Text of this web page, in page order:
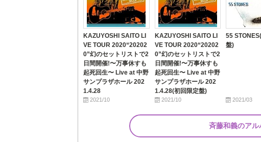
KAZUYOSHI SAITO LI
VE TOUR 2020“20202
0”幻のセットリストで2
日間開催!〜万事休すも
起死回生〜 Live at 中野
サンプラザホール 202
1.4.28
2021/10
KAZUYOSHI SAITO LI
VE TOUR 2020“20202
0”幻のセットリストで2
日間開催!〜万事休すも
起死回生〜 Live at 中野
サンプラザホール 202
1.4.28(初回限定盤)
2021/10
55
盤)
2021/03
斉藤和義のア